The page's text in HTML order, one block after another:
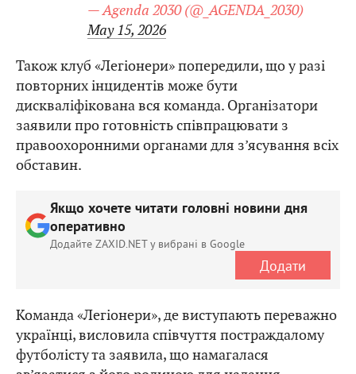
— Agenda 2030 (@_AGENDA_2030)
May 15, 2026
Також клуб «Легіонери» попередили, що у разі
повторних інцидентів може бути
дискваліфікована вся команда. Організатори
заявили про готовність співпрацювати з
правоохоронними органами для з’ясування всіх
обставин.
Якщо хочете читати головні новини дня
оперативно
Додайте ZAXID.NET у вибрані в Google
Додати
Команда «Легіонери», де виступають переважно
українці, висловила співчуття постраждалому
футболісту та заявила, що намагалася